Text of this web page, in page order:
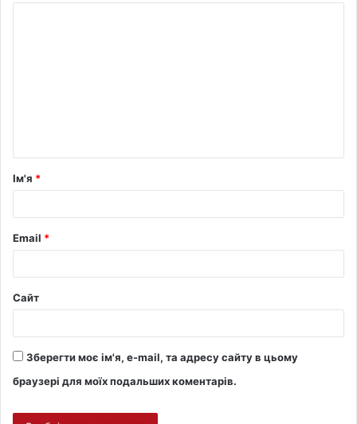
Ім'я *
Email *
Сайт
Зберегти моє ім'я, e-mail, та адресу сайту в цьому
браузері для моїх подальших коментарів.